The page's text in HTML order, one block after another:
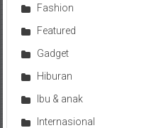
Fashion
Featured
Gadget
Hiburan
Ibu & anak
Internasional